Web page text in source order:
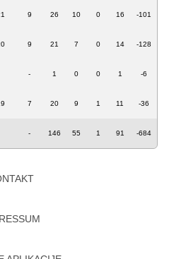
9 26 10 0 16 -101
9 21 7 0 14 -128
- 1 0 0 1 -6
7 20 9 1 11 -36
- 146 55 1 91 -684